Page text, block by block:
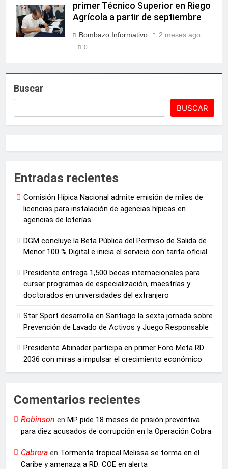
primer Técnico Superior en Riego
Agrícola a partir de septiembre
Bombazo Informativo 2 meses ago
0
Buscar
BUSCAR
Entradas recientes
Comisión Hípica Nacional admite emisión de miles de
licencias para instalación de agencias hípicas en
agencias de loterías
DGM concluye la Beta Pública del Permiso de Salida de
Menor 100 % Digital e inicia el servicio con tarifa oficial
Presidente entrega 1,500 becas internacionales para
cursar programas de especialización, maestrías y
doctorados en universidades del extranjero
Star Sport desarrolla en Santiago la sexta jornada sobre
Prevención de Lavado de Activos y Juego Responsable
Presidente Abinader participa en primer Foro Meta RD
2036 con miras a impulsar el crecimiento económico
Comentarios recientes
Robinson en MP pide 18 meses de prisión preventiva
para diez acusados de corrupción en la Operación Cobra
Cabrera en Tormenta tropical Melissa se forma en el
Caribe y amenaza a RD: COE en alerta